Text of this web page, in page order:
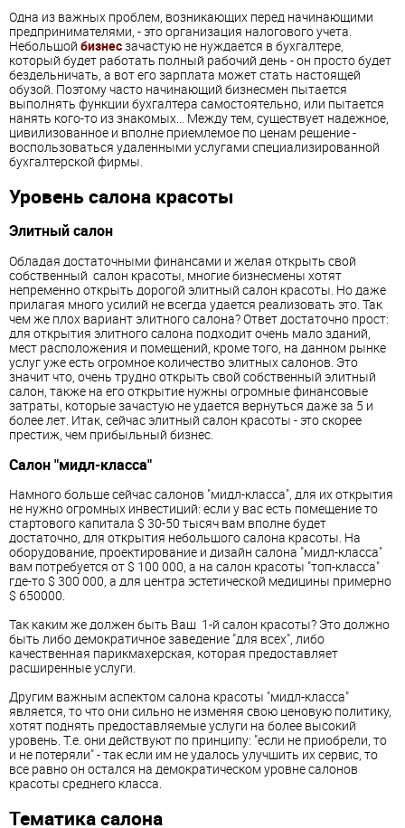
Одна из важных проблем, возникающих перед начинающими
предпринимателями, - это организация налогового учета.
Небольшой бизнесзачастую не нуждается в бухгалтере,
который будет работать полный рабочий день - он просто будет
бездельничать, а вот его зарплата может стать настоящей
обузой. Поэтому часто начинающий бизнесмен пытается
выполнять функции бухгалтера самостоятельно, или пытается
нанять кого-то из знакомых... Между тем, существует надежное,
цивилизованное и вполне приемлемое по ценам решение -
воспользоваться удаленными услугами специализированной
бухгалтерской фирмы.
Уровень салона красоты
Элитный салон
Обладая достаточными финансами и желая открыть свой
собственный ​​ салон красоты, многие бизнесмены хотят
непременно открыть дорогой элитный салон красоты. Но даже
прилагая много усилий не всегда удается реализовать это. Так
чем же плох вариант элитного салона? Ответ достаточно прост:
для открытия элитного салона подходит очень мало зданий,
мест расположения и помещений, кроме того, на данном рынке
услуг уже есть огромное количество элитных салонов. Это
значит что, очень трудно открыть свой собственный элитный
салон, также на его открытие нужны огромные финансовые
затраты, которые зачастую не удается вернуться даже за 5 и
более лет. Итак, сейчас элитный салон красоты - это скорее
престиж, чем прибыльный бизнес.
Салон "мидл-класса"
Намного больше сейчас салонов "мидл-класса", для их открытия
не нужно огромных инвестиций: если у вас есть помещение то
стартового капитала $ 30-50 тысяч вам вполне будет
достаточно, для открытия небольшого салона красоты. На
оборудование, проектирование и дизайн салона "мидл-класса"
вам потребуется от $ 100 000, а на салон красоты "топ-класса"
где-то $ 300 000, а для центра эстетической медицины примерно
$ 650000.
Так каким же должен быть Ваш 1-й салон красоты? Это должно
быть либо демократичное заведение "для всех", либо
качественная парикмахерская, которая предоставляет
расширенные услуги.
Другим важным аспектом салона красоты "мидл-класса"
является, то что они сильно не изменяя свою ценовую политику,
хотят поднять предоставляемые услуги на более высокий
уровень. Т.е. они действуют по принципу: "если не приобрели, то
и не потеряли" - так если им не удалось улучшить их сервис, то
все равно он остался на демократическом уровне салонов
красоты среднего класса.
Тематика салона